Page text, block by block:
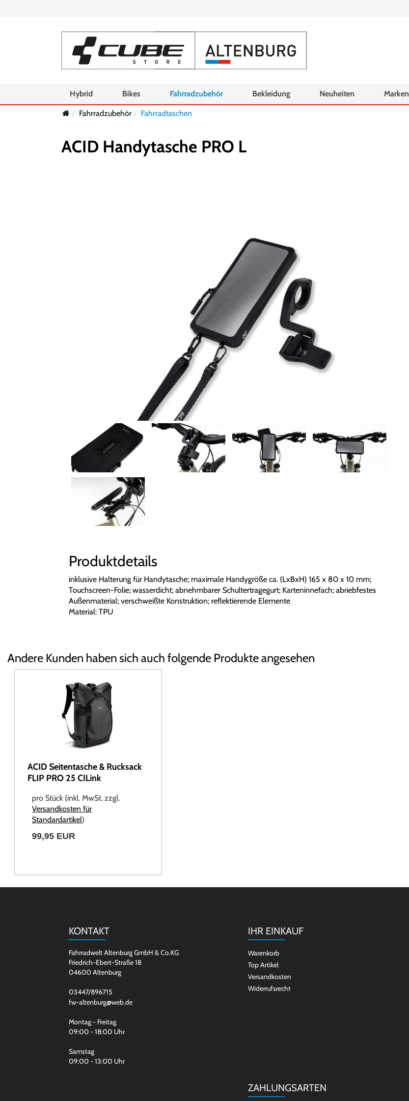
Hybrid Bikes Fahrradzubehör Bekleidung Neuheiten Marken
Fahrradzubehör Fahrradtaschen
ACID Handytasche PRO L
Produktdetails
inklusive Halterung für Handytasche; maximale Handygröße ca. (LxBxH) 165 x 80 x 10 mm;
Touchscreen-Folie; wasserdicht; abnehmbarer Schultertragegurt; Karteninnefach; abriebfestes
Außenmaterial; verschweißte Konstruktion; reflektierende Elemente
Material: TPU
Andere Kunden haben sich auch folgende Produkte angesehen
ACID Seitentasche & Rucksack
FLIP PRO 25 CILink
pro Stück (inkl. MwSt. zzgl.
Versandkosten für
Standardartikel)
99,95 EUR
KONTAKT
Fahrradwelt Altenburg GmbH & Co.KG
Friedrich-Ebert-Straße 18
04600 Altenburg
03447/896715
fw-altenburg@web.de
Montag - Freitag
09:00 - 18:00 Uhr
Samstag
09:00 - 13:00 Uhr
IHR EINKAUF
Warenkorb
Top Artikel
Versandkosten
Widerrufsrecht
ZAHLUNGSARTEN